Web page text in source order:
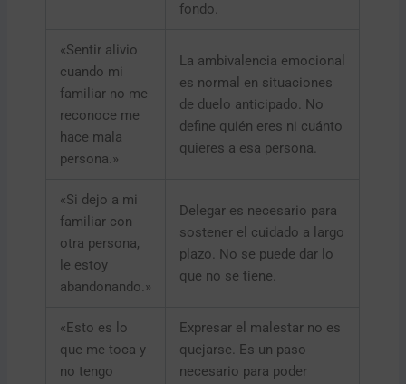
fondo.
«Sentir alivio
cuando mi
familiar no me
reconoce me
hace mala
persona.»
La ambivalencia emocional
es normal en situaciones
de duelo anticipado. No
define quién eres ni cuánto
quieres a esa persona.
«Si dejo a mi
familiar con
otra persona,
le estoy
abandonando.»
Delegar es necesario para
sostener el cuidado a largo
plazo. No se puede dar lo
que no se tiene.
«Esto es lo
que me toca y
no tengo
Expresar el malestar no es
quejarse. Es un paso
necesario para poder